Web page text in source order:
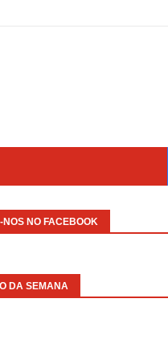
NOS NO FACEBOOK
DA SEMANA